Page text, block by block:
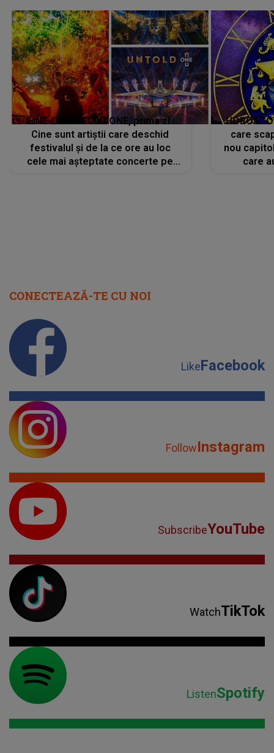
LINE-UP UNTOLD ONE, prima zi.
Cine sunt artiștii care deschid
festivalul și de la ce ore au loc
cele mai așteptate concerte pe
care
nou
care
CONECTEAZĂ-TE CU NOI
LikeFacebook
FollowInstagram
SubscribeYouTube
WatchTikTok
ListenSpotify